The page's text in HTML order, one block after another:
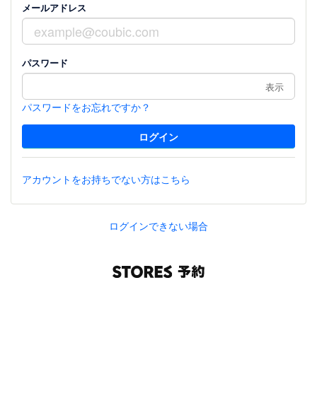
メールアドレス
パスワード
表示
パスワードをお忘れですか？
アカウントをお持ちでない方はこちら
ログインできない場合